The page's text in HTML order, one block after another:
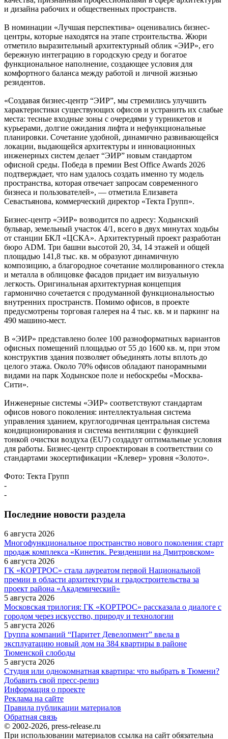
и дизайна рабочих и общественных пространств.
В номинации «Лучшая перспектива» оценивались бизнес-
центры, которые находятся на этапе строительства. Жюри
отметило выразительный архитектурный облик «ЭИР», его
бережную интеграцию в городскую среду и богатое
функциональное наполнение, создающее условия для
комфортного баланса между работой и личной жизнью
резидентов.
«Создавая бизнес-центр “ЭИР”, мы стремились улучшить
характеристики существующих офисов и устранить их слабые
места: тесные входные зоны с очередями у турникетов и
курьерами, долгие ожидания лифта и нефункциональные
планировки. Сочетание удобной, динамично развивающейся
локации, выдающейся архитектуры и инновационных
инженерных систем делает “ЭИР” новым стандартом
офисной среды. Победа в премии Best Office Awards 2026
подтверждает, что нам удалось создать именно ту модель
пространства, которая отвечает запросам современного
бизнеса и пользователей», — отметила Елизавета
Севастьянова, коммерческий директор «Текта Групп».
Бизнес-центр «ЭИР» возводится по адресу: Ходынский
бульвар, земельный участок 4/1, всего в двух минутах ходьбы
от станции БКЛ «ЦСКА». Архитектурный проект разработан
бюро ADM. Три башни высотой 20, 34, 14 этажей и общей
площадью 141,8 тыс. кв. м образуют динамичную
композицию, а благородное сочетание моллированного стекла
и металла в облицовке фасадов придает им визуальную
легкость. Оригинальная архитектурная концепция
гармонично сочетается с продуманной функциональностью
внутренних пространств. Помимо офисов, в проекте
предусмотрены торговая галерея на 4 тыс. кв. м и паркинг на
490 машино-мест.
В «ЭИР» представлено более 100 разноформатных вариантов
офисных помещений площадью от 55 до 1600 кв. м, при этом
конструктив здания позволяет объединять лоты вплоть до
целого этажа. Около 70% офисов обладают панорамными
видами на парк Ходынское поле и небоскребы «Москва-
Сити».
Инженерные системы «ЭИР» соответствуют стандартам
офисов нового поколения: интеллектуальная система
управления зданием, круглогодичная центральная система
кондиционирования и система вентиляции с функцией
тонкой очистки воздуха (EU7) создадут оптимальные условия
для работы. Бизнес-центр спроектирован в соответствии со
стандартами экосертификации «Клевер» уровня «Золото».
Фото: Текта Групп
-
-
Последние новости раздела
6 августа 2026
Многофункциональное пространство нового поколения: старт
продаж комплекса «Кинетик. Резиденции на Дмитровском»
6 августа 2026
ГК «КОРТРОС» стала лауреатом первой Национальной
премии в области архитектуры и градостроительства за
проект района «Академический»
5 августа 2026
Московская трилогия: ГК «КОРТРОС» рассказала о диалоге с
городом через искусство, природу и технологии
5 августа 2026
Группа компаний “Паритет Девелопмент” ввела в
эксплуатацию новый дом на 384 квартиры в районе
Тюменской слободы
5 августа 2026
Студия или однокомнатная квартира: что выбрать в Тюмени?
Добавить свой пресс-релиз
Информация о проекте
Реклама на сайте
Правила публикации материалов
Обратная связь
© 2002-2026, press-release.ru
При использовании материалов ссылка на сайт обязательна